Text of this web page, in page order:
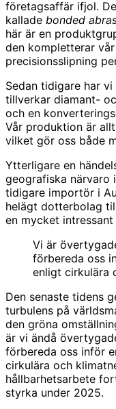
företagsaffär ifjol.
kallade bonded
här är en
den kompletterar
precisionsslipning
Sedan tidigare har
tillverkar diamant-
och en
Vår produktion är
vilket gör oss både
Ytterligare en
geografiska närvaro
tidigare importör i
helägt dotterbolag
en mycket
Vi är
förbereda oss
enligt cirkulära
Den senaste tidens
turbulens på
den gröna
är vi ändå
förbereda oss inför
cirkulära och
hållbarhetsarbete
styrka under 2025.